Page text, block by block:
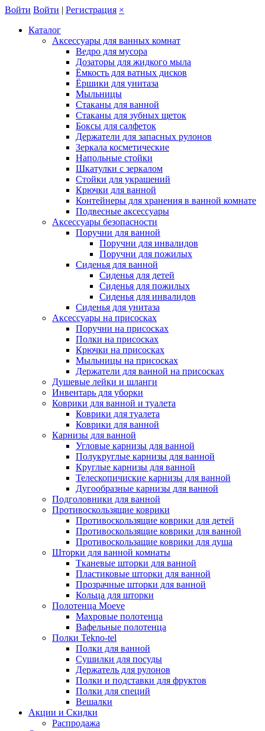
Войти Войти | Регистрация ×
Каталог
Аксессуары для ванных комнат
Ведро для мусора
Дозаторы для жидкого мыла
Ёмкость для ватных дисков
Ёршики для унитаза
Мыльницы
Стаканы для ванной
Стаканы для зубных щеток
Боксы для салфеток
Держатели для запасных рулонов
Зеркала косметические
Напольные стойки
Шкатулки с зеркалом
Стойки для украшений
Крючки для ванной
Контейнеры для хранения в ванной комнате
Подвесные аксессуары
Аксессуары безопасности
Поручни для ванной
Поручни для инвалидов
Поручни для пожилых
Сиденья для ванной
Сиденья для детей
Сиденья для пожилых
Сиденья для инвалидов
Сиденья для унитаза
Аксессуары на присосках
Поручни на присосках
Полки на присосках
Крючки на присосках
Мыльницы на присосках
Держатели для ванной на присосках
Душевые лейки и шланги
Инвентарь для уборки
Коврики для ванной и туалета
Коврики для туалета
Коврики для ванной
Карнизы для ванной
Угловые карнизы для ванной
Полукруглые карнизы для ванной
Круглые карнизы для ванной
Телескопичиские карнизы для ванной
Дугообразные карнизы для ванной
Подголовники для ванной
Противоскользящие коврики
Противоскользящие коврики для детей
Противоскользящие коврики для ванной
Противоскользащие коврики для душа
Шторки для ванной комнаты
Тканевые шторки для ванной
Пластиковые шторки для ванной
Прозрачные шторки для ванной
Кольца для шторки
Полотенца Moeve
Махровые полотенца
Вафельные полотенца
Полки Tekno-tel
Полки для ванной
Сушилки для посуды
Держатель для рулонов
Полки и подставки для фруктов
Полки для специй
Вешалки
Акции и Скидки
Распродажа